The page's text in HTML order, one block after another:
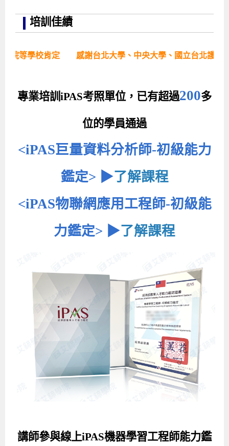
培訓佳績
感謝台北大學、中央大學、國立台北護理健康大學、輔仁大
專業培訓iPAS考照單位，已有超過200多
位的學員通過
<iPAS巨量資料分析師-初級能力
鑑定> ▶了解課程
<iPAS物聯網應用工程師-初級能
力鑑定> ▶了解課程
講師參與線上iPAS機器學習工程師能力鑑